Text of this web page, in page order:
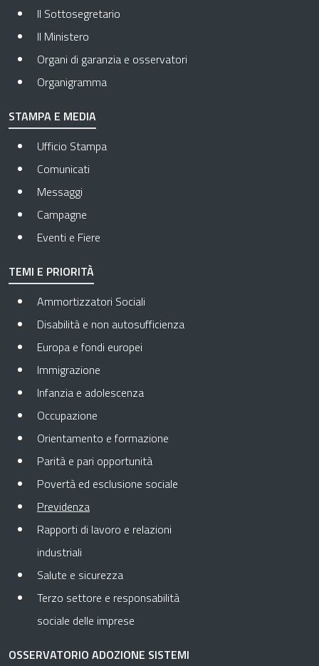
Il Sottosegretario
Il Ministero
Organi di garanzia e osservatori
Organigramma
STAMPA E MEDIA
Ufficio Stampa
Comunicati
Messaggi
Campagne
Eventi e Fiere
TEMI E PRIORITÀ
Ammortizzatori Sociali
Disabilità e non autosufficienza
Europa e fondi europei
Immigrazione
Infanzia e adolescenza
Occupazione
Orientamento e formazione
Parità e pari opportunità
Povertà ed esclusione sociale
PrevidenzaPagina attuale
Rapporti di lavoro e relazioni
industriali
Salute e sicurezza
Terzo settore e responsabilità
sociale delle imprese
OSSERVATORIO ADOZIONE SISTEMI